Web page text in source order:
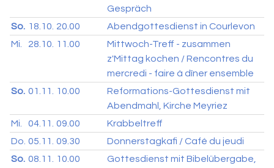
Gespräch
So. 18.10. 20.00
Abendgottesdienst in Courlevon
Mi.
28.10. 11.00
Mittwoch-Treff - zusammen
z'Mittag kochen / Rencontres du
mercredi - faire à dîner ensemble
So. 01.11. 10.00
Reformations-Gottesdienst mit
Abendmahl, Kirche Meyriez
Mi.
04.11. 09.00
Krabbeltreff
Do. 05.11. 09.30
Donnerstagkafi / Café du jeudi
So. 08.11. 10.00
Gottesdienst mit Bibelübergabe,